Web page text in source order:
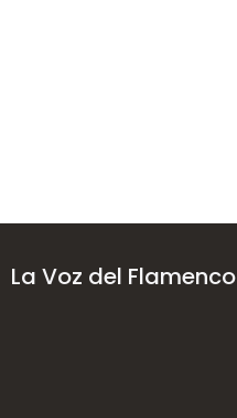
La Voz del